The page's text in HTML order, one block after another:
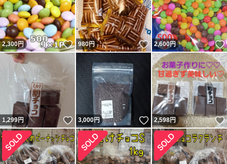
2,300円 いいね！
980円 いいね！
2,600円
1,299円 いいね！
3,000円 いいね！
2,598円